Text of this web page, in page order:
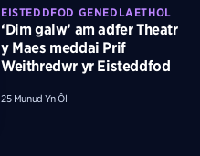
EISTEDDFOD GENEDLAETHOL
‘Dim galw’ am adfer Theatr
y Maes meddai Prif
Weithredwr yr Eisteddfod
25 Munud Yn Ôl